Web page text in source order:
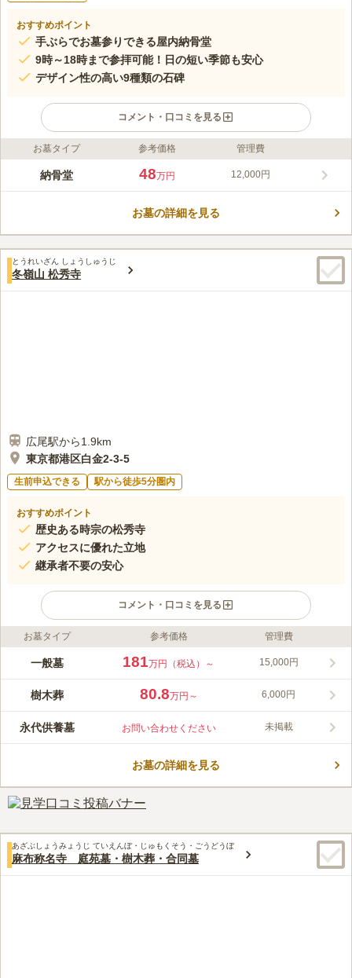
おすすめポイント
手ぶらでお墓参りできる屋内納骨堂
9時～18時まで参拝可能！日の短い季節も安心
デザイン性の高い9種類の石碑
コメント・口コミを見る
ライフドット編集部のコメント
都内有数の高級住宅街・麻布十番にある曹洞宗の寺院「龍澤寺」
徒歩圏内にある、アクセス抜群の立地です。
口コミ評価
この霊園はまだ誰からも評価されていません。
お墓タイプ 参考価格 管理費
納骨堂 48万円 12,000円
お墓の詳細を見る
とうれいざん しょうしゅうじ
冬嶺山 松秀寺
広尾駅から1.9km
東京都港区白金2-3-5
生前申込できる 駅から徒歩5分圏内
おすすめポイント
歴史ある時宗の松秀寺
アクセスに優れた立地
継承者不要の安心
コメント・口コミを見る
ライフドット編集部のコメント
松秀寺は、鎌倉時代に創建された歴史ある時宗の寺院です。一般
だけます。アクセスは6路線3駅から徒歩約圏内で、バス停も目の
前にあり、便利な立地です。墓地はバリアフリー対応で、どなた
お墓タイプ 参考価格 管理費
一般墓 181万円（税込）～ 15,000円
樹木葬 80.8万円～ 6,000円
永代供養墓 お問い合わせください 未掲載
お墓の詳細を見る
あざぶしょうみょうじ ていえんぼ・じゅもくそう・ごうどうぼ
麻布称名寺 庭苑墓・樹木葬・合同墓